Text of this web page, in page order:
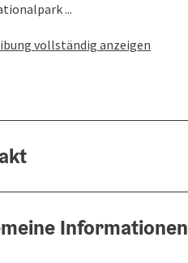
...
vollständig anzeigen
Informationen